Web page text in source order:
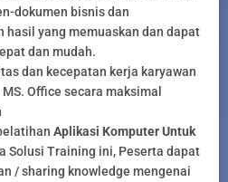
dokumen bisnis dan
hasil yang memuaskan dan dapat
dan mudah.
dan kecepatan kerja karyawan
Office secara maksimal
Aplikasi Komputer Untuk
Solusi Training ini, Peserta dapat
/ sharing knowledge mengenai